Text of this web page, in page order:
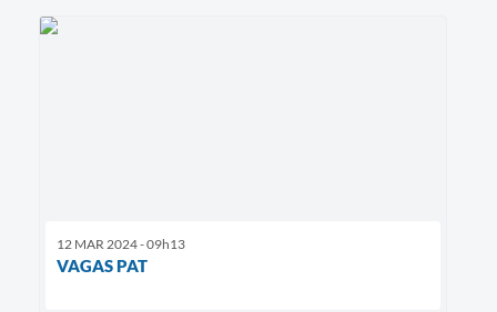
12 MAR 2024 - 09h13
VAGAS PAT